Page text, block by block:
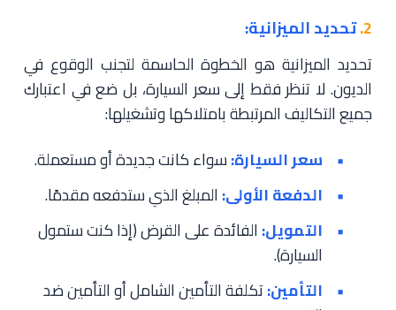
2. تحديد الميزانية:
تحديد الميزانية هو الخطوة الحاسمة لتجنب الوقوع في
الديون. لا تنظر فقط إلى سعر السيارة، بل ضع في اعتبارك
جميع التكاليف المرتبطة بامتلاكها وتشغيلها:
سعر السيارة:سواء كانت جديدة أو مستعملة.
الدفعة الأولى: المبلغ الذي ستدفعه مقدمًا.
التمويل: الفائدة على القرض (إذا كنت ستمول
السيارة).
التأمين:تكلفة التأمين الشامل أو التأمين ضد